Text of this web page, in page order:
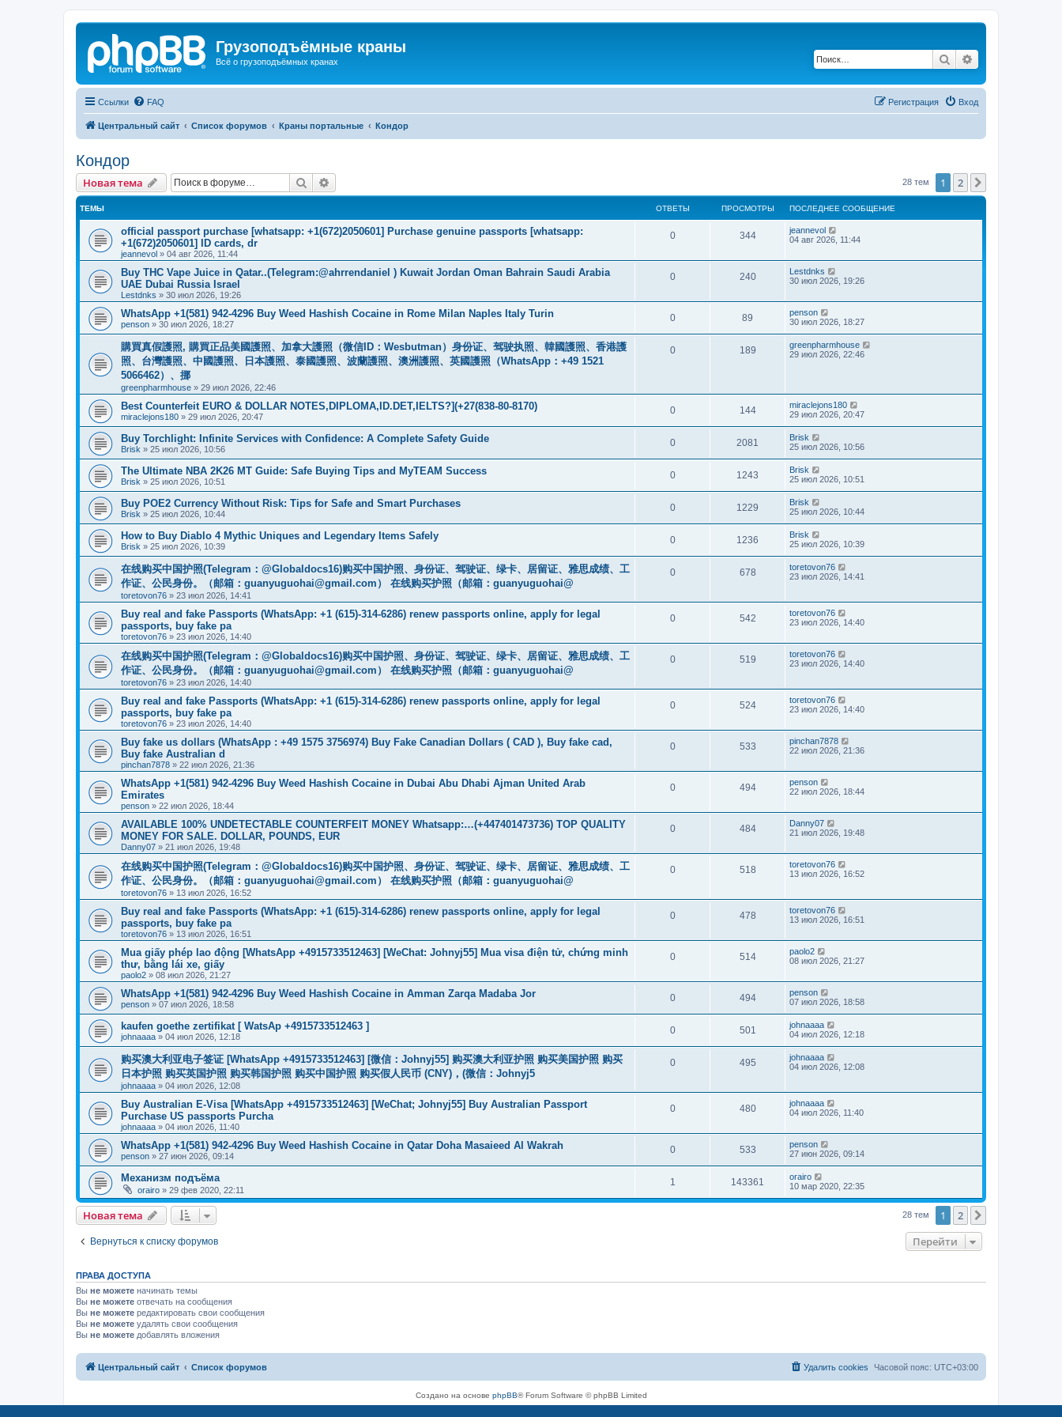
Грузоподъёмные краны
Всё о грузоподъёмных кранах Поиск
Ссылки FAQ Вход
Регистрация
Центральный сайт Список форумов Краны портальные Кондор
Кондор
Новая тема Поиск 28 тем 1 2
ТЕМЫ ОТВЕТЫ ПРОСМОТРЫ ПОСЛЕДНЕЕ СООБЩЕНИЕ
official passport purchase [whatsapp: +1(672)2050601] Purchase genuine passports [whatsapp:
+1(672)2050601] ID cards, dr
jeannevol » 04 авг 2026, 11:44
0 344
jeannevol
04 авг 2026, 11:44
Buy THC Vape Juice in Qatar..(Telegram:@ahrrendaniel ) Kuwait Jordan Oman Bahrain Saudi Arabia
UAE Dubai Russia Israel
Lestdnks » 30 июл 2026, 19:26
0 240
Lestdnks
30 июл 2026, 19:26
WhatsApp +1(581) 942-4296 Buy Weed Hashish Cocaine in Rome Milan Naples Italy Turin
penson » 30 июл 2026, 18:27
0 89
penson
30 июл 2026, 18:27
購買真假護照, 購買正品美國護照、加拿大護照（微信ID：Wesbutman）身份证、驾驶执照、韓國護照、香港護
照、台灣護照、中國護照、日本護照、泰國護照、波蘭護照、澳洲護照、英國護照（WhatsApp：+49 1521
5066462）、挪
greenpharmhouse » 29 июл 2026, 22:46
0 189
greenpharmhouse
29 июл 2026, 22:46
Best Counterfeit EURO & DOLLAR NOTES,DIPLOMA,ID.DET,IELTS?](+27(838-80-8170)
miraclejons180 » 29 июл 2026, 20:47
0 144
miraclejons180
29 июл 2026, 20:47
Buy Torchlight: Infinite Services with Confidence: A Complete Safety Guide
Brisk » 25 июл 2026, 10:56
0 2081
Brisk
25 июл 2026, 10:56
The Ultimate NBA 2K26 MT Guide: Safe Buying Tips and MyTEAM Success
Brisk » 25 июл 2026, 10:51
0 1243
Brisk
25 июл 2026, 10:51
Buy POE2 Currency Without Risk: Tips for Safe and Smart Purchases
Brisk » 25 июл 2026, 10:44
0 1229
Brisk
25 июл 2026, 10:44
How to Buy Diablo 4 Mythic Uniques and Legendary Items Safely
Brisk » 25 июл 2026, 10:39
0 1236
Brisk
25 июл 2026, 10:39
在线购买中国护照(Telegram：@Globaldocs16)购买中国护照、身份证、驾驶证、绿卡、居留证、雅思成绩、工
作证、公民身份。（邮箱： guanyuguohai@gmail.com ） 在线购买护照（邮箱：guanyuguohai@
toretovon76 » 23 июл 2026, 14:41
0 678
toretovon76
23 июл 2026, 14:41
Buy real and fake Passports (WhatsApp: +1 (615)-314-6286) renew passports online, apply for legal
passports, buy fake pa
toretovon76 » 23 июл 2026, 14:40
0 542
toretovon76
23 июл 2026, 14:40
在线购买中国护照(Telegram：@Globaldocs16)购买中国护照、身份证、驾驶证、绿卡、居留证、雅思成绩、工
作证、公民身份。（邮箱： guanyuguohai@gmail.com ） 在线购买护照（邮箱：guanyuguohai@
toretovon76 » 23 июл 2026, 14:40
0 519
toretovon76
23 июл 2026, 14:40
Buy real and fake Passports (WhatsApp: +1 (615)-314-6286) renew passports online, apply for legal
passports, buy fake pa
toretovon76 » 23 июл 2026, 14:40
0 524
toretovon76
23 июл 2026, 14:40
Buy fake us dollars (WhatsApp : +49 1575 3756974) Buy Fake Canadian Dollars ( CAD ), Buy fake cad,
Buy fake Australian d
pinchan7878 » 22 июл 2026, 21:36
0 533
pinchan7878
22 июл 2026, 21:36
WhatsApp +1(581) 942-4296 Buy Weed Hashish Cocaine in Dubai Abu Dhabi Ajman United Arab
Emirates
penson » 22 июл 2026, 18:44
0 494
penson
22 июл 2026, 18:44
AVAILABLE 100% UNDETECTABLE COUNTERFEIT MONEY Whatsapp:…(+447401473736) TOP QUALITY
MONEY FOR SALE. DOLLAR, POUNDS, EUR
Danny07 » 21 июл 2026, 19:48
0 484
Danny07
21 июл 2026, 19:48
在线购买中国护照(Telegram：@Globaldocs16)购买中国护照、身份证、驾驶证、绿卡、居留证、雅思成绩、工
作证、公民身份。（邮箱： guanyuguohai@gmail.com ） 在线购买护照（邮箱：guanyuguohai@
toretovon76 » 13 июл 2026, 16:52
0 518
toretovon76
13 июл 2026, 16:52
Buy real and fake Passports (WhatsApp: +1 (615)-314-6286) renew passports online, apply for legal
passports, buy fake pa
toretovon76 » 13 июл 2026, 16:51
0 478
toretovon76
13 июл 2026, 16:51
Mua giấy phép lao động [WhatsApp +4915733512463] [WeChat: Johnyj55] Mua visa điện tử, chứng minh
thư, bằng lái xe, giấy
paolo2 » 08 июл 2026, 21:27
0 514
paolo2
08 июл 2026, 21:27
WhatsApp +1(581) 942-4296 Buy Weed Hashish Cocaine in Amman Zarqa Madaba Jor
penson » 07 июл 2026, 18:58
0 494
penson
07 июл 2026, 18:58
kaufen goethe zertifikat [ WatsAp +4915733512463 ]
johnaaaa » 04 июл 2026, 12:18
0 501
johnaaaa
04 июл 2026, 12:18
购买澳大利亚电子签证 [WhatsApp +4915733512463] [微信：Johnyj55] 购买澳大利亚护照 购买美国护照 购买
日本护照 购买英国护照 购买韩国护照 购买中国护照 购买假人民币 (CNY)，(微信：Johnyj5
johnaaaa » 04 июл 2026, 12:08
0 495
johnaaaa
04 июл 2026, 12:08
Buy Australian E-Visa [WhatsApp +4915733512463] [WeChat; Johnyj55] Buy Australian Passport
Purchase US passports Purcha
johnaaaa » 04 июл 2026, 11:40
0 480
johnaaaa
04 июл 2026, 11:40
WhatsApp +1(581) 942-4296 Buy Weed Hashish Cocaine in Qatar Doha Masaieed Al Wakrah
penson » 27 июн 2026, 09:14
0 533
penson
27 июн 2026, 09:14
Механизм подъёма
orairo » 29 фев 2020, 22:11
1 143361
orairo
10 мар 2020, 22:35
Новая тема 28 тем 1 2
Вернуться к списку форумов Перейти
ПРАВА ДОСТУПА
Вы не можете начинать темы
Вы не можете отвечать на сообщения
Вы не можете редактировать свои сообщения
Вы не можете удалять свои сообщения
Вы не можете добавлять вложения
Центральный сайт Список форумов Часовой пояс: UTC+03:00
Удалить cookies
Создано на основе phpBB® Forum Software © phpBB Limited